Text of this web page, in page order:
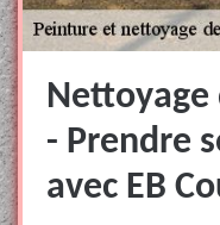
Nettoyage
- Prendre
avec EB